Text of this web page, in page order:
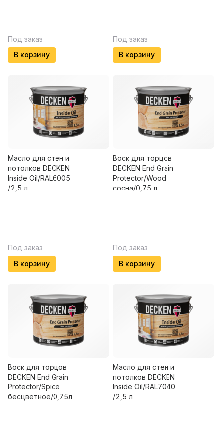
Под заказ
В корзину
Под заказ
В корзину
Масло для стен и
потолков DECKEN
Insidе Oil/RAL6005
/2,5 л
Под заказ
В корзину
Воск для торцов
DECKEN End Grain
Protector/Wood
сосна/0,75 л
Под заказ
В корзину
Воск для торцов
DECKEN End Grain
Protector/Spice
бесцветное/0,75л
Масло для стен и
потолков DECKEN
Insidе Oil/RAL7040
/2,5 л